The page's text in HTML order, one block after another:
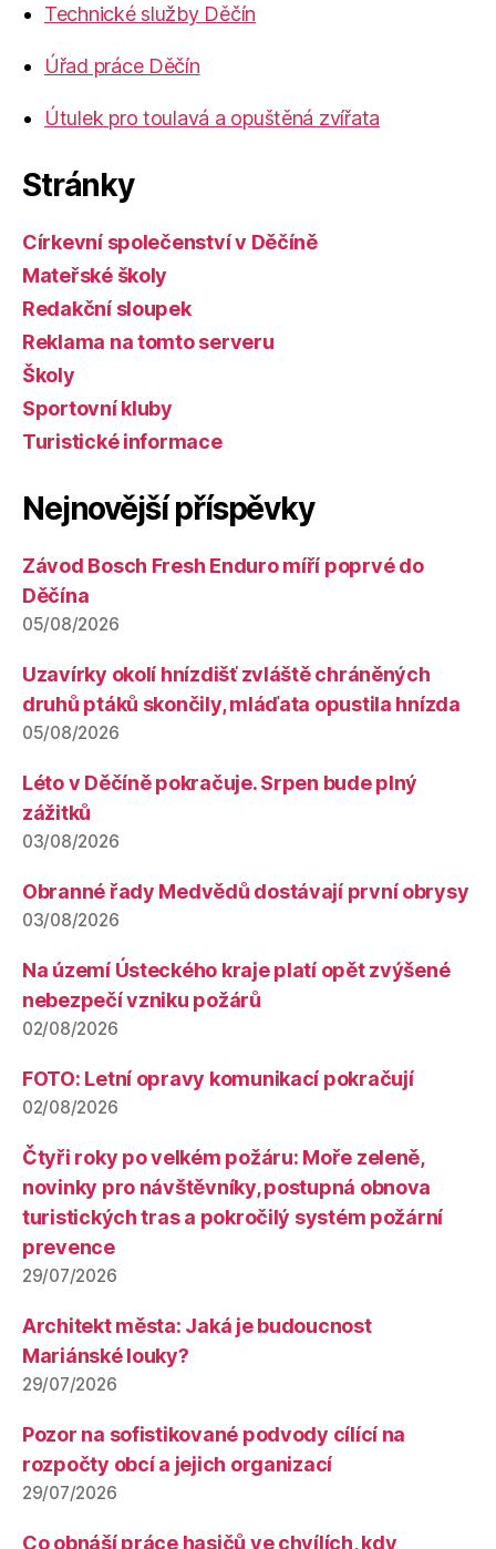
Technické služby Děčín
Úřad práce Děčín
Útulek pro toulavá a opuštěná zvířata
Stránky
Církevní společenství v Děčíně
Mateřské školy
Redakční sloupek
Reklama na tomto serveru
Školy
Sportovní kluby
Turistické informace
Nejnovější příspěvky
Závod Bosch Fresh Enduro míří poprvé do
Děčína
05/08/2026
Uzavírky okolí hnízdišť zvláště chráněných
druhů ptáků skončily, mláďata opustila hnízda
05/08/2026
Léto v Děčíně pokračuje. Srpen bude plný
zážitků
03/08/2026
Obranné řady Medvědů dostávají první obrysy
03/08/2026
Na území Ústeckého kraje platí opět zvýšené
nebezpečí vzniku požárů
02/08/2026
FOTO: Letní opravy komunikací pokračují
02/08/2026
Čtyři roky po velkém požáru: Moře zeleně,
novinky pro návštěvníky, postupná obnova
turistických tras a pokročilý systém požární
prevence
29/07/2026
Architekt města: Jaká je budoucnost
Mariánské louky?
29/07/2026
Pozor na sofistikované podvody cílící na
rozpočty obcí a jejich organizací
29/07/2026
Co obnáší práce hasičů ve chvílích, kdy